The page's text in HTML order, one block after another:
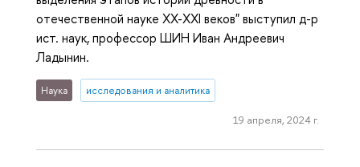
отечественной науке XX-XXI веков" выступил д-р
ист. наук, профессор ШИН Иван Андреевич
Ладынин.
Наука исследования и аналитика
19 апреля, 2024 г.